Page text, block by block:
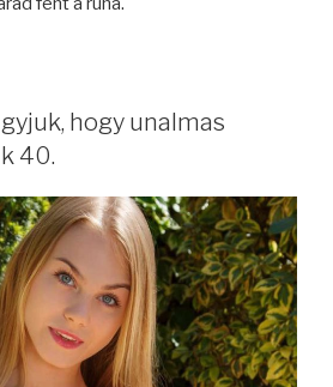
hogy unalmas
40.